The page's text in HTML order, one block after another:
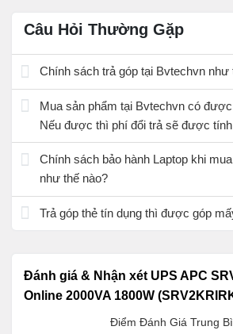
Câu Hỏi Thường Gặp
Chính sách trả góp tại Bvtechvn như
Mua sản phẩm tại Bvtechvn có
Nếu được thì phí đổi trả sẽ được
Chính sách bảo hành Laptop khi
như thế nào?
Trả góp thẻ tín dụng thì được góp
Đánh giá & Nhận xét UPS APC
Online 2000VA 1800W
Điểm Đánh Giá Trung